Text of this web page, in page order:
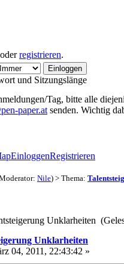
oderregistrieren.
und Sitzungslänge
Tag, bitte alle
paper.at senden. Wichtig
EinloggenRegistrieren
Nile) > Thema:
Unklarheiten
Unklarheiten
04, 2011, 22:43:42 »